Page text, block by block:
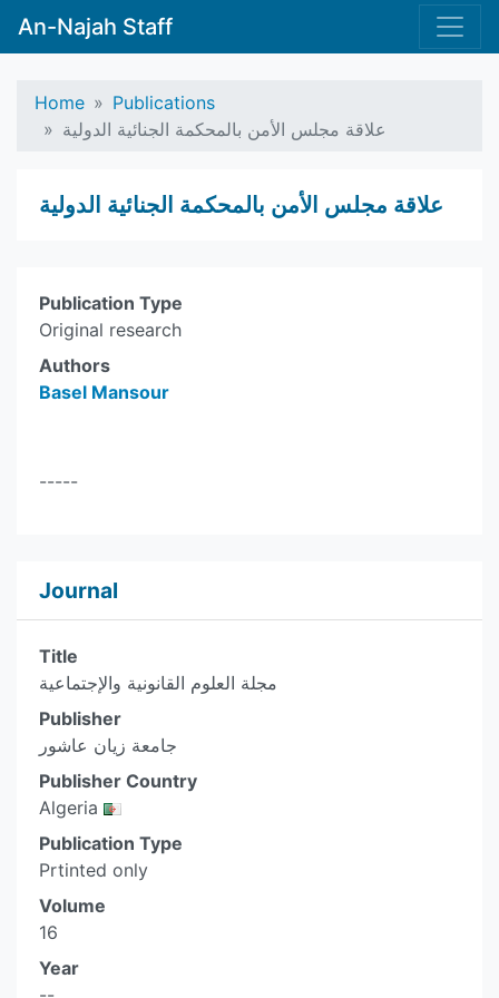
An-Najah Staff
Home
Publications
علاقة مجلس الأمن بالمحكمة الجنائية الدولية
علاقة مجلس الأمن بالمحكمة الجنائية الدولية
Publication Type
Original research
Authors
Basel Mansour
-----
Journal
Title
مجلة العلوم القانونية والإجتماعية
Publisher
جامعة زيان عاشور
Publisher Country
Algeria
Publication Type
Prtinted only
Volume
16
Year